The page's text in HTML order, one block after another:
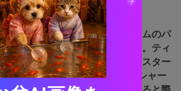
イトライフ向けポスター
ルをベースに、ガーネットプラムのパ
クトリックでグラマラスな印象。ティ
わせは、コントラストの強いポスター
ルデコ風のエッジにも最適。シャー